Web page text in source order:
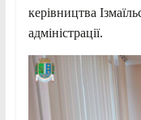
керівництва
адміністрації.